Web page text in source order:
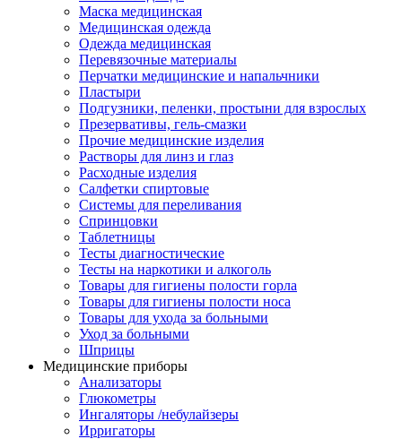
Маска медицинская
Медицинская одежда
Одежда медицинская
Перевязочные материалы
Перчатки медицинские и напальчники
Пластыри
Подгузники, пеленки, простыни для взрослых
Презервативы, гель-смазки
Прочие медицинские изделия
Растворы для линз и глаз
Расходные изделия
Салфетки спиртовые
Системы для переливания
Спринцовки
Таблетницы
Тесты диагностические
Тесты на наркотики и алкоголь
Товары для гигиены полости горла
Товары для гигиены полости носа
Товары для ухода за больными
Уход за больными
Шприцы
Медицинские приборы
Анализаторы
Глюкометры
Ингаляторы /небулайзеры
Ирригаторы